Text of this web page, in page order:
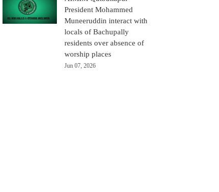
President Mohammed
Muneeruddin interact with
locals of Bachupally
residents over absence of
worship places
Jun 07, 2026